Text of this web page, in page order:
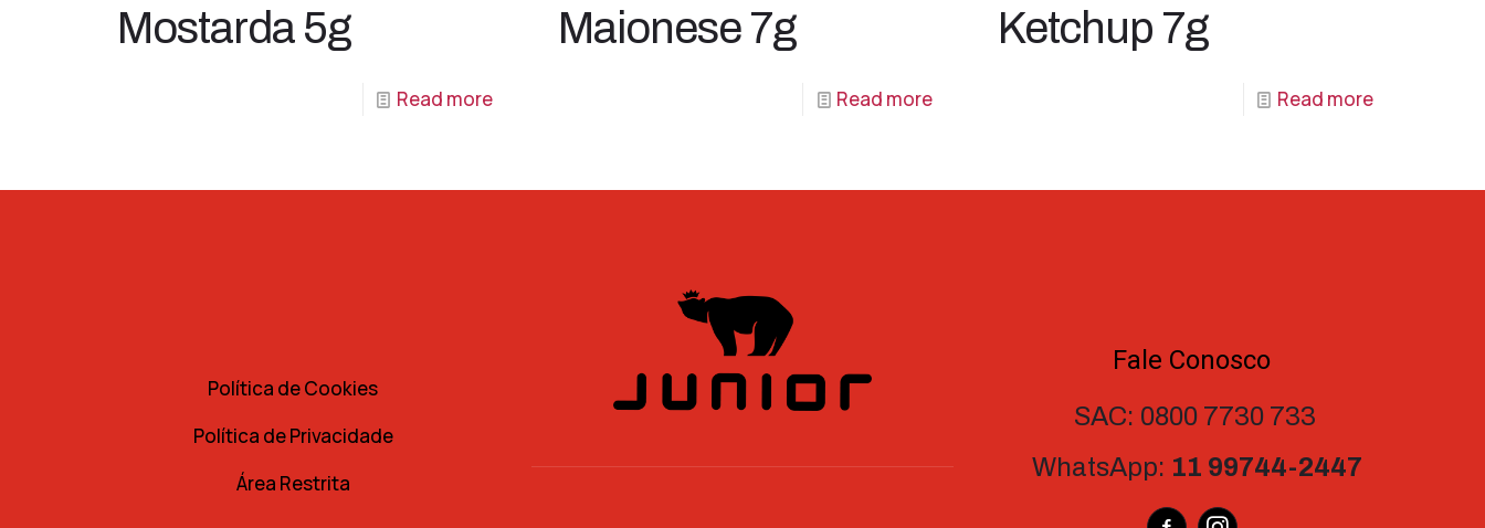
Mostarda 5g
Read more
Maionese 7g
Read more
Ketchup 7g
Read more
Política de Cookies
Política de Privacidade
Área Restrita
Fale Conosco
SAC: 0800 7730 733
WhatsApp: 11 99744-2447